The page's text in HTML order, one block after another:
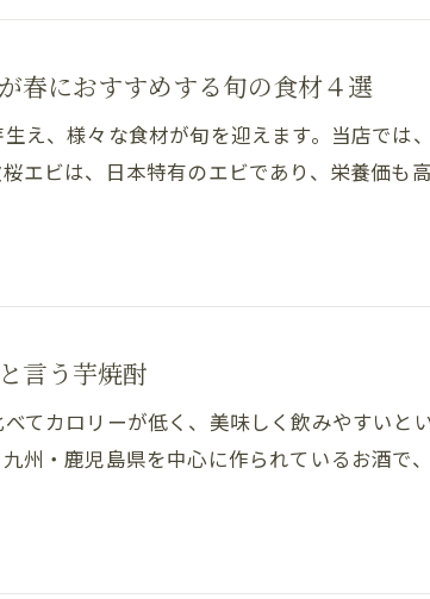
春におすすめする旬の食材４選
え、様々な食材が旬を迎えます。当店では
エビは、日本特有のエビであり、栄養価も
言う芋焼酎
てカロリーが低く、美味しく飲みやすいと
州・鹿児島県を中心に作られているお酒で